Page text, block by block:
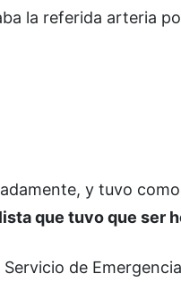
la referida arteria
y tuvo
que tuvo que ser
de